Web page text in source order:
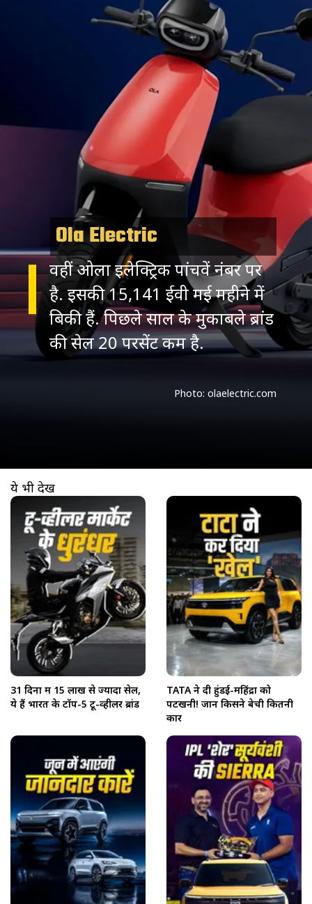
Ola Electric
वहीं ओला इलेक्ट्रिक पांचवें नंबर पर
है. इसकी 15,141 ईवी मई महीने में
बिकी हैं. पिछले साल के मुकाबले ब्रांड
की सेल 20 परसेंट कम है.
Photo: olaelectric.com
खुल रहा है
ये भी देखें
31 दिनों में 15 लाख से ज्यादा सेल,
ये हैं भारत के टॉप-5 टू-व्हीलर ब्रांड
TATA ने दी हुंडई-महिंद्रा को
पटखनी! जानें किसने बेची कितनी
कारें